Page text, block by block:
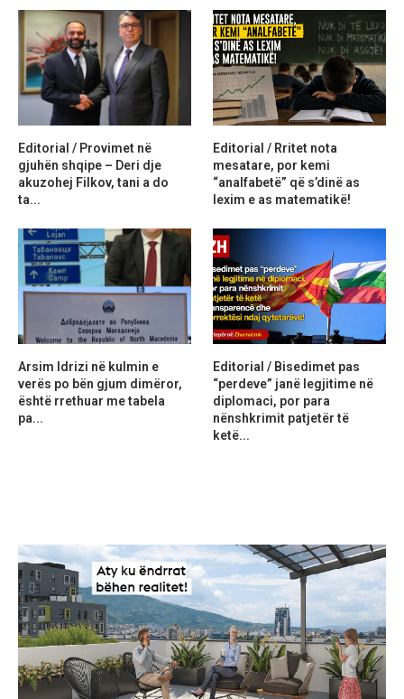
Editorial / Provimet në
gjuhën shqipe – Deri dje
akuzohej Filkov, tani a do
ta...
Editorial / Rritet nota
mesatare, por kemi
“analfabetë” që s’dinë as
lexim e as matematikë!
Arsim Idrizi në kulmin e
verës po bën gjum dimëror,
është rrethuar me tabela
pa...
Editorial / Bisedimet pas
“perdeve” janë legjitime në
diplomaci, por para
nënshkrimit patjetër të
ketë...